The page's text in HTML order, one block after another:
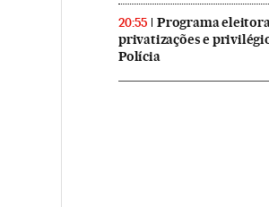
20:55
Programa
privatizações e
Polícia